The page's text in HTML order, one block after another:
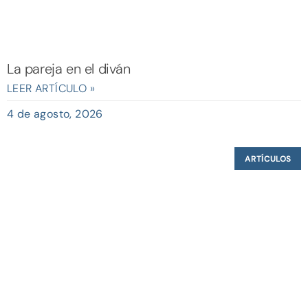
La pareja en el diván
LEER ARTÍCULO »
4 de agosto, 2026
ARTÍCULOS